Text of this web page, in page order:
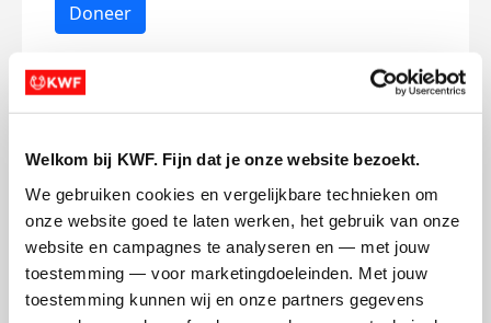
Welkom bij KWF. Fijn dat je onze website bezoekt.
We gebruiken cookies en vergelijkbare technieken om
onze website goed te laten werken, het gebruik van onze
website en campagnes te analyseren en — met jouw
toestemming — voor marketingdoeleinden. Met jouw
toestemming kunnen wij en onze partners gegevens
Doneer